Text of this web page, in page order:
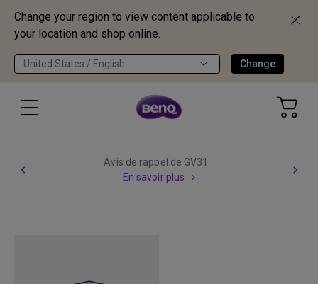
Change your region to view content applicable to
your location and shop online.
United States / English Change
Avis de rappel de GV31
En savoir plus